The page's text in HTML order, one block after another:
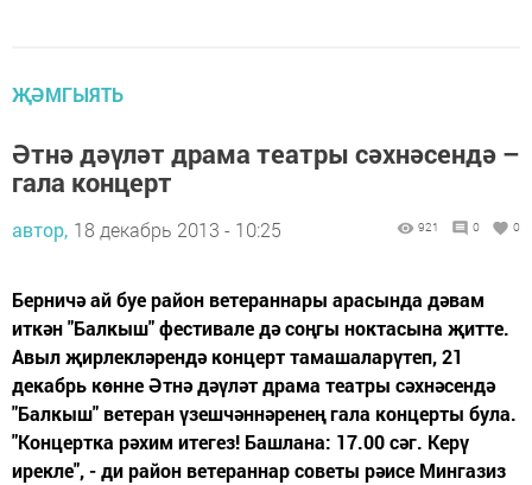
ҖӘМГЫЯТЬ
Әтнә дәүләт драма театры сәхнәсендә –
гала концерт
автор, 18 декабрь 2013 - 10:25 921 0 0
Берничә ай буе район ветераннары арасында дәвам
иткән "Балкыш" фестивале дә соңгы ноктасына җитте.
Авыл җирлекләрендә концерт тамашаларүтеп, 21
декабрь көнне Әтнә дәүләт драма театры сәхнәсендә
"Балкыш" ветеран үзешчәннәренең гала концерты була.
"Концертка рәхим итегез! Башлана: 17.00 сәг. Керү
ирекле", - ди район ветераннар советы рәисе Мингазиз